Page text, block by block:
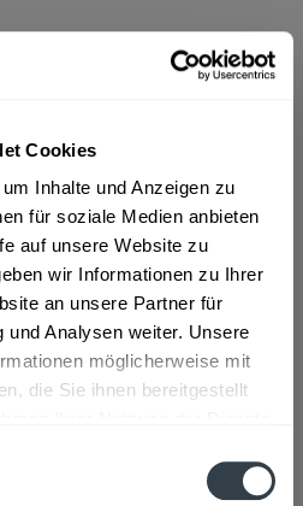
Cookies
Inhalte und Anzeigen zu
für soziale Medien anbieten
auf unsere Website zu
wir Informationen zu Ihrer
an unsere Partner für
und Analysen weiter. Unsere
möglicherweise mit
die Sie ihnen bereitgestellt